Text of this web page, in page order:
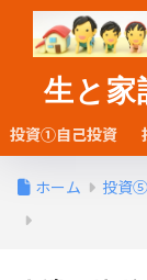
生と
投資①自己投資
ホーム 投資